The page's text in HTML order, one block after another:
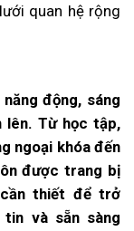
quan hệ rộng
động, sáng
lên. Từ học tập,
ngoại khóa đến
được trang bị
thiết để trở
và sẵn sàng